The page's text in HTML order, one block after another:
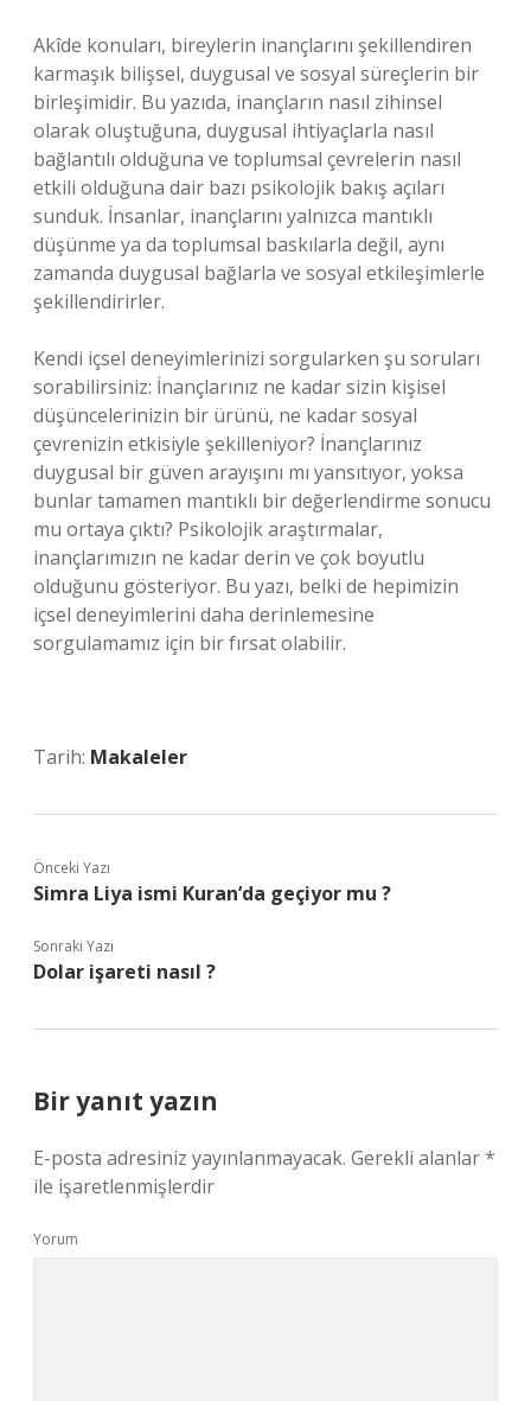
Akîde konuları, bireylerin inançlarını şekillendiren
karmaşık bilişsel, duygusal ve sosyal süreçlerin bir
birleşimidir. Bu yazıda, inançların nasıl zihinsel
olarak oluştuğuna, duygusal ihtiyaçlarla nasıl
bağlantılı olduğuna ve toplumsal çevrelerin nasıl
etkili olduğuna dair bazı psikolojik bakış açıları
sunduk. İnsanlar, inançlarını yalnızca mantıklı
düşünme ya da toplumsal baskılarla değil, aynı
zamanda duygusal bağlarla ve sosyal etkileşimlerle
şekillendirirler.
Kendi içsel deneyimlerinizi sorgularken şu soruları
sorabilirsiniz: İnançlarınız ne kadar sizin kişisel
düşüncelerinizin bir ürünü, ne kadar sosyal
çevrenizin etkisiyle şekilleniyor? İnançlarınız
duygusal bir güven arayışını mı yansıtıyor, yoksa
bunlar tamamen mantıklı bir değerlendirme sonucu
mu ortaya çıktı? Psikolojik araştırmalar,
inançlarımızın ne kadar derin ve çok boyutlu
olduğunu gösteriyor. Bu yazı, belki de hepimizin
içsel deneyimlerini daha derinlemesine
sorgulamamız için bir fırsat olabilir.
Tarih: Makaleler
Önceki Yazı
Simra Liya ismi Kuran’da geçiyor mu ?
Sonraki Yazı
Dolar işareti nasıl ?
Bir yanıt yazın
E-posta adresiniz yayınlanmayacak. Gerekli alanlar*
ile işaretlenmişlerdir
Yorum